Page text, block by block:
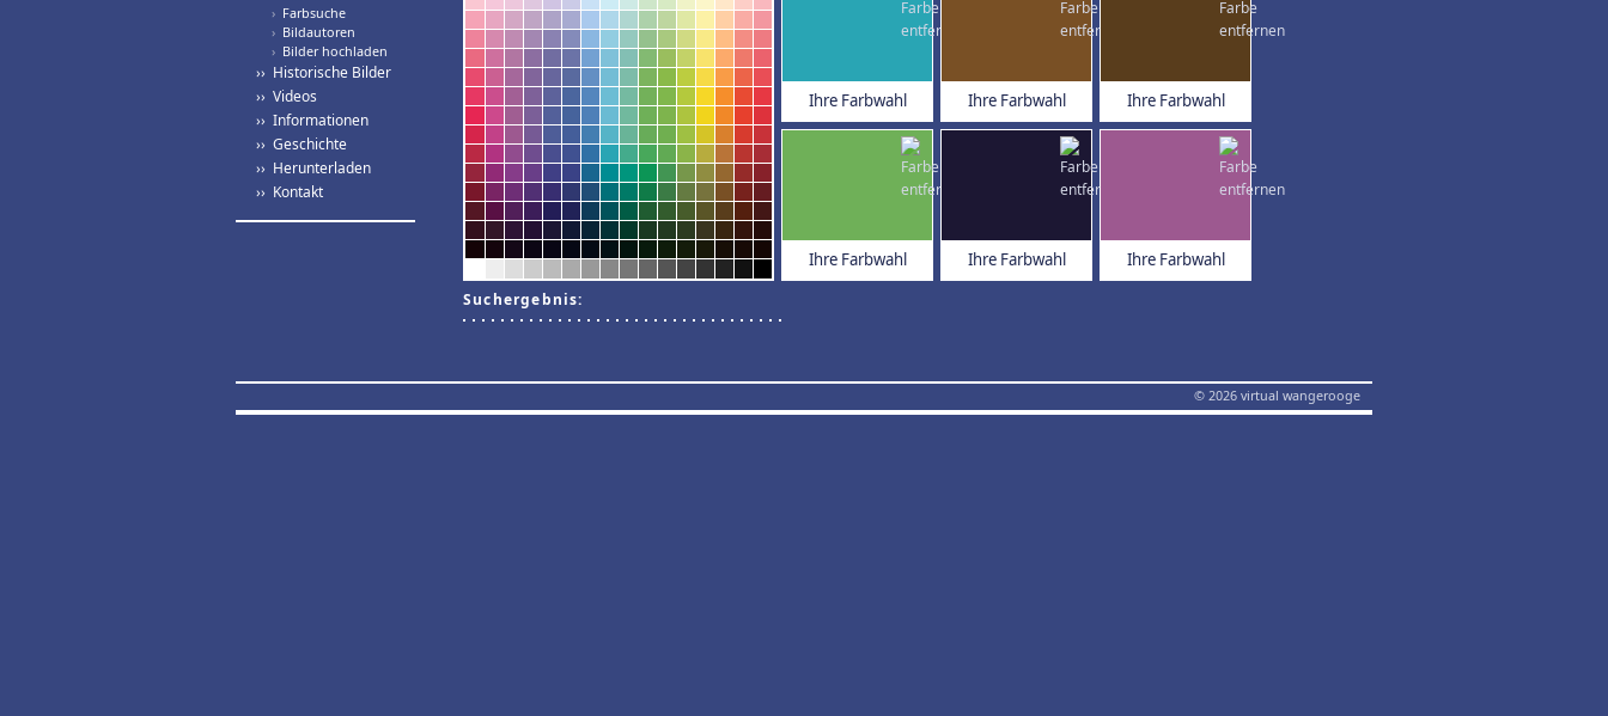
› Farbsuche
› Bildautoren
› Bilder hochladen
›› Historische Bilder
›› Videos
›› Informationen
›› Geschichte
›› Herunterladen
›› Kontakt
Ihre Farbwahl Ihre Farbwahl Ihre Farbwahl
Ihre Farbwahl Ihre Farbwahl Ihre Farbwahl
Suchergebnis:
© 2026 virtual wangerooge